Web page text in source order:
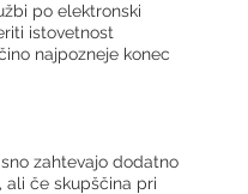
po elektronski
istovetnost
najpozneje konec
zahtevajo dodatno
ali če skupščina pri